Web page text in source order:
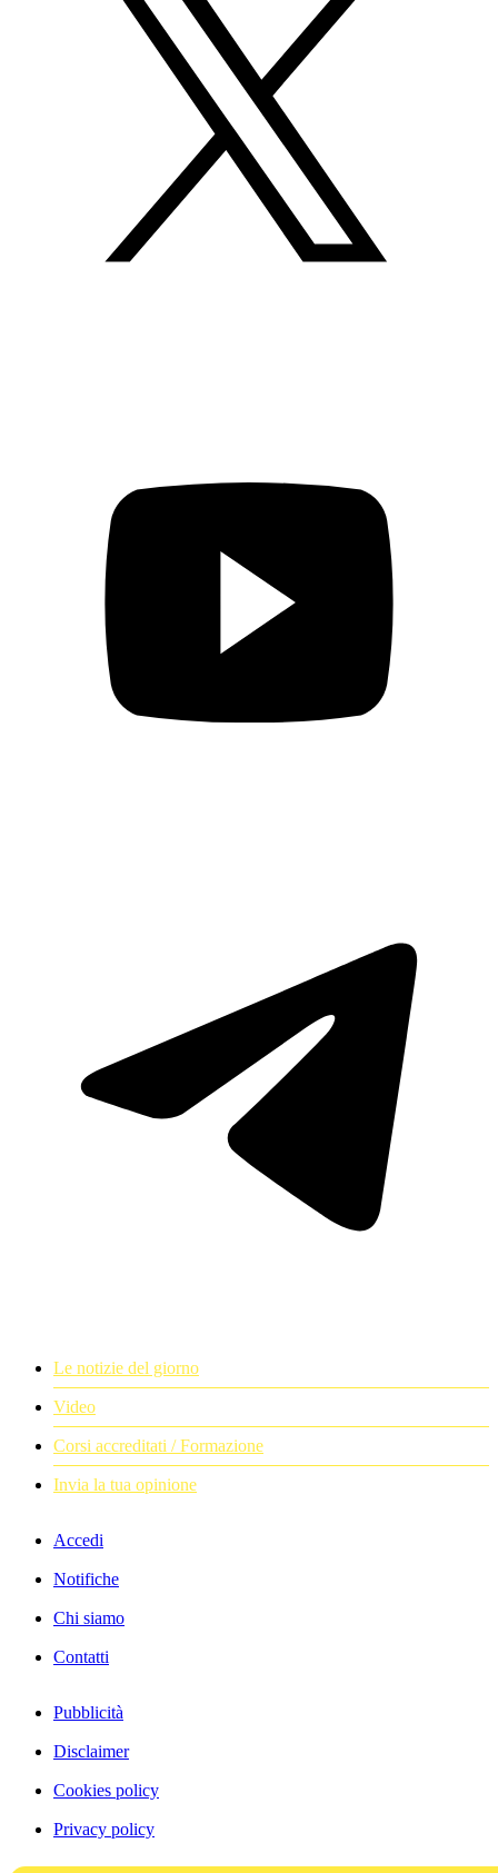
Le notizie del giorno
Video
Corsi accreditati / Formazione
Invia la tua opinione
Accedi
Notifiche
Chi siamo
Contatti
Pubblicità
Disclaimer
Cookies policy
Privacy policy